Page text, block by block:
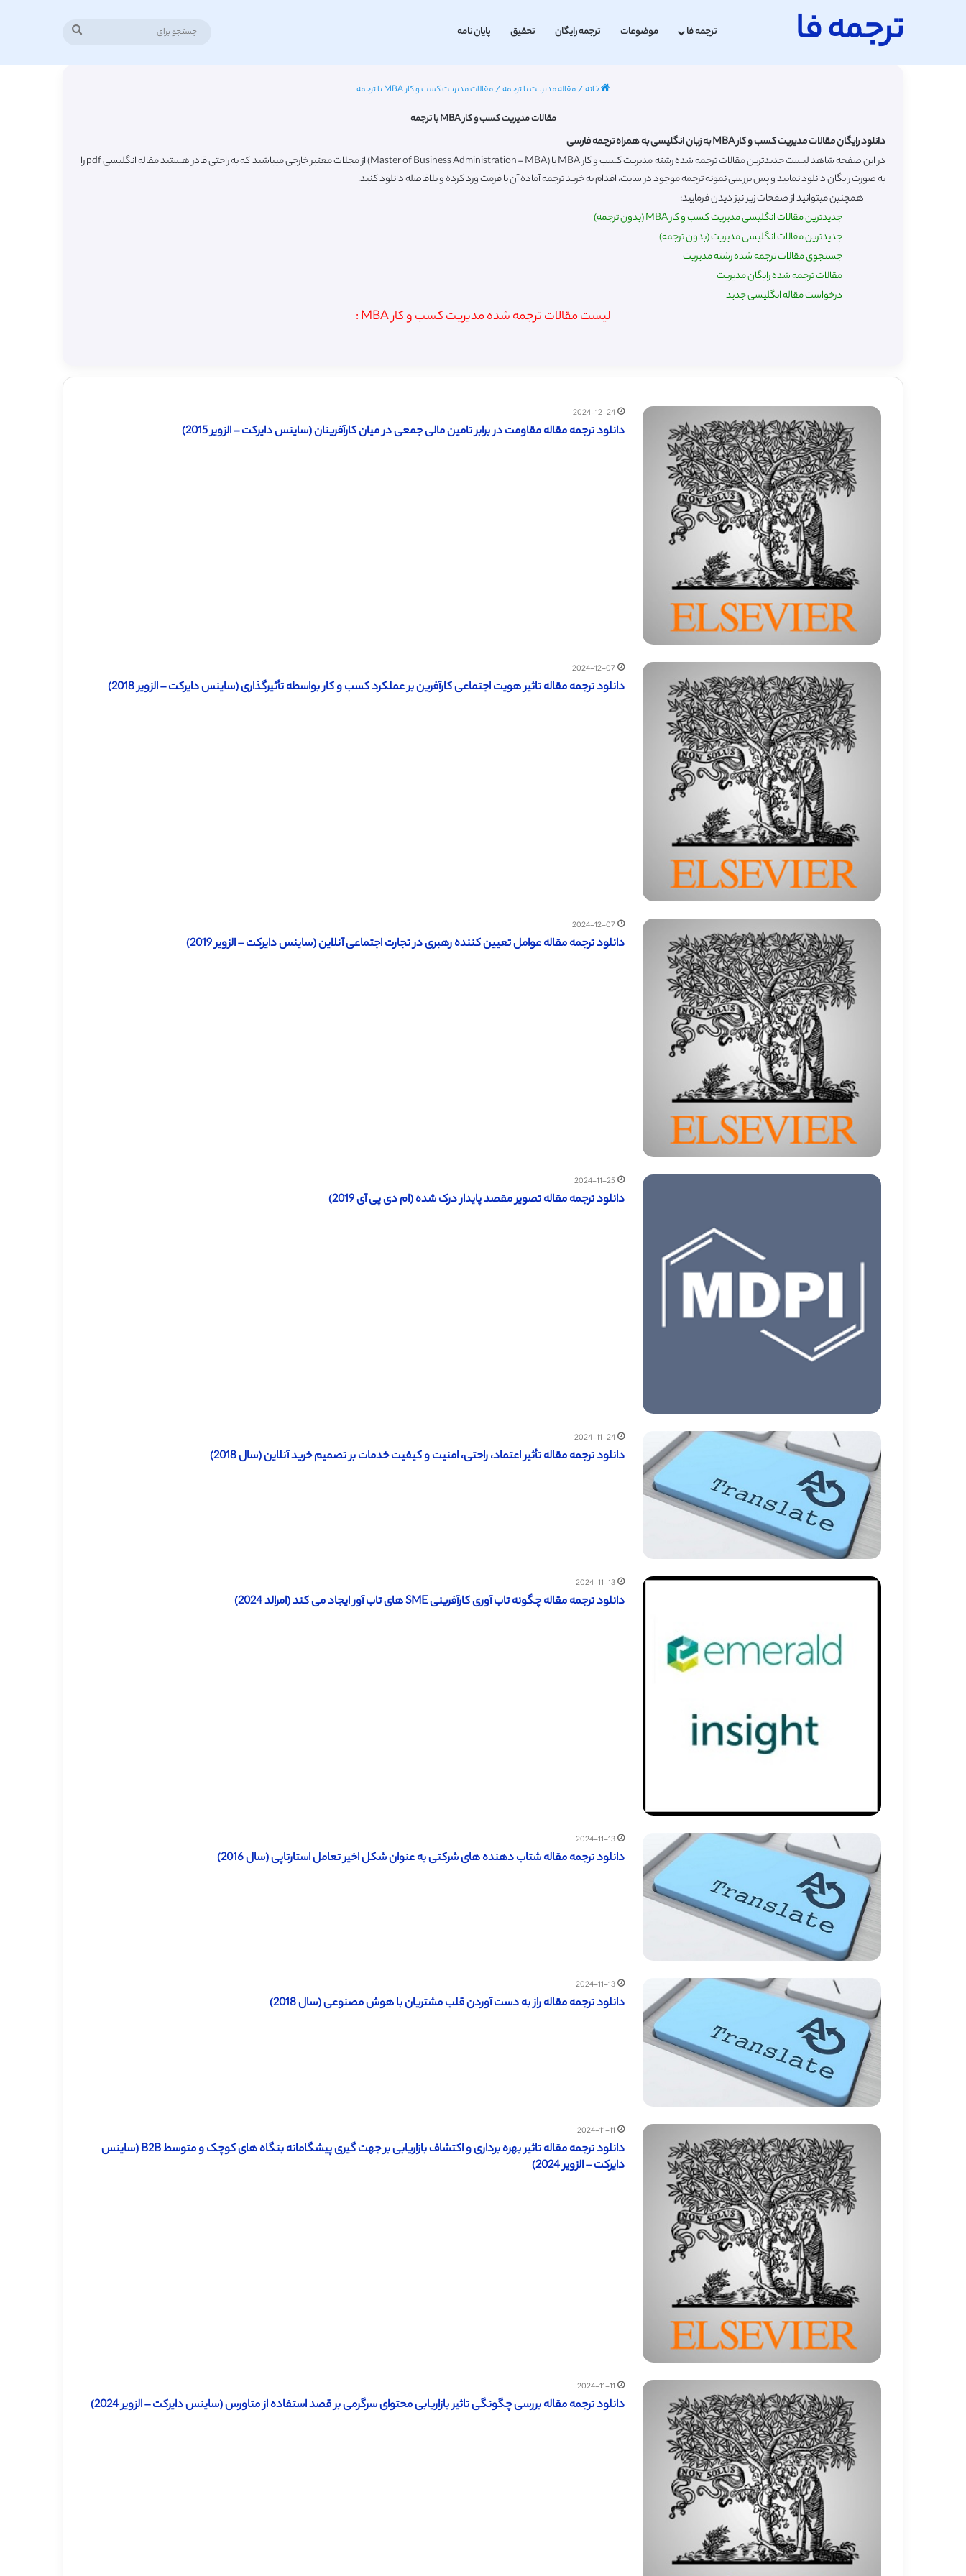
ترجمه فا ترجمه فا موضوعات ترجمه رایگان تحقیق پایان نامه
خانه/مقاله مدیریت با ترجمه/مقالات مدیریت کسب و کار MBA با ترجمه
مقالات مدیریت کسب و کار MBA با ترجمه
دانلود رایگان مقالات مدیریت کسب و کار MBA به زبان انگلیسی به همراه ترجمه فارسی
در این صفحه شاهد لیست جدیدترین مقالات ترجمه شده رشته مدیریت کسب و کار MBA یا (Master of Business Administration – MBA) از مجلات معتبر خارجی میباشید که به راحتی قادر هستید مقاله انگلیسی pdf را
به صورت رایگان دانلود نمایید و پس بررسی نمونه ترجمه موجود در سایت، اقدام به خرید ترجمه آماده آن با فرمت ورد کرده و بلافاصله دانلود کنید.
همچنین میتوانید از صفحات زیر نیز دیدن فرمایید:
جدیدترین مقالات انگلیسی مدیریت کسب و کار MBA (بدون ترجمه)
جدیدترین مقالات انگلیسی مدیریت (بدون ترجمه)
جستجوی مقالات ترجمه شده رشته مدیریت
مقالات ترجمه شده رایگان مدیریت
درخواست مقاله انگلیسی جدید
لیست مقالات ترجمه شده مدیریت کسب و کار MBA :
2024-12-24
دانلود ترجمه مقاله مقاومت در برابر تامین مالی جمعی در میان کارآفرینان (ساینس دایرکت – الزویر 2015)
2024-12-07
دانلود ترجمه مقاله تاثیر هویت اجتماعی کارآفرین بر عملکرد کسب و کار بواسطه تأثیرگذاری (ساینس دایرکت – الزویر 2018)
2024-12-07
دانلود ترجمه مقاله عوامل تعیین کننده رهبری در تجارت اجتماعی آنلاین (ساینس دایرکت – الزویر 2019)
2024-11-25
دانلود ترجمه مقاله تصویر مقصد پایدار درک شده (ام دی پی آی 2019)
2024-11-24
دانلود ترجمه مقاله تأثیر اعتماد، راحتی، امنیت و کیفیت خدمات بر تصمیم خرید آنلاین (سال 2018)
2024-11-13
دانلود ترجمه مقاله چگونه تاب آوری کارآفرینی SME های تاب آور ایجاد می کند (امرالد 2024)
2024-11-13
دانلود ترجمه مقاله شتاب دهنده های شرکتی به عنوان شکل اخیر تعامل استارتاپی (سال 2016)
2024-11-13
دانلود ترجمه مقاله راز به دست آوردن قلب مشتریان با هوش مصنوعی (سال 2018)
2024-11-11
دانلود ترجمه مقاله تاثیر بهره برداری و اکتشاف بازاریابی بر جهت گیری پیشگامانه بنگاه های کوچک و متوسط ​​B2B (ساینس
دایرکت – الزویر 2024)
2024-11-11
دانلود ترجمه مقاله بررسی چگونگی تاثیر بازاریابی محتوای سرگرمی بر قصد استفاده از متاورس (ساینس دایرکت – الزویر 2024)